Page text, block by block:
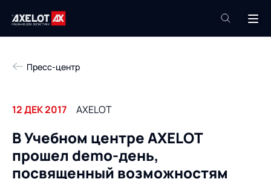
Техподдержка
Компания
Продукты
Услуги
Пресс-центр
Пресс-центр
12 ДЕК 2017 AXELOT
В Учебном центре AXELOT
прошел demo-день,
посвященный возможностям